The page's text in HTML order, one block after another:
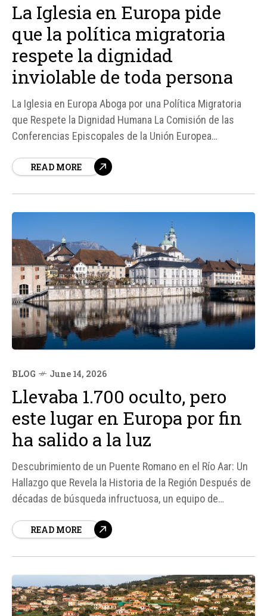
La Iglesia en Europa pide
que la política migratoria
respete la dignidad
inviolable de toda persona
La Iglesia en Europa Aboga por una Política Migratoria
que Respete la Dignidad Humana La Comisión de las
Conferencias Episcopales de la Unión Europea
sobre el nuevo "Reglamento de Retorno" aprobado en el
irregular en...
READ MORE
BLOG June 14, 2026
Llevaba 1.700 oculto, pero
este lugar en Europa por fin
ha salido a la luz
Descubrimiento de un Puente Romano en el Río Aar: Un
Hallazgo que Revela la Historia de la Región Después de
décadas de búsqueda infructuosa, un equipo de
puente romano en el río Aar, cerca de la ciudad suiza de
READ MORE